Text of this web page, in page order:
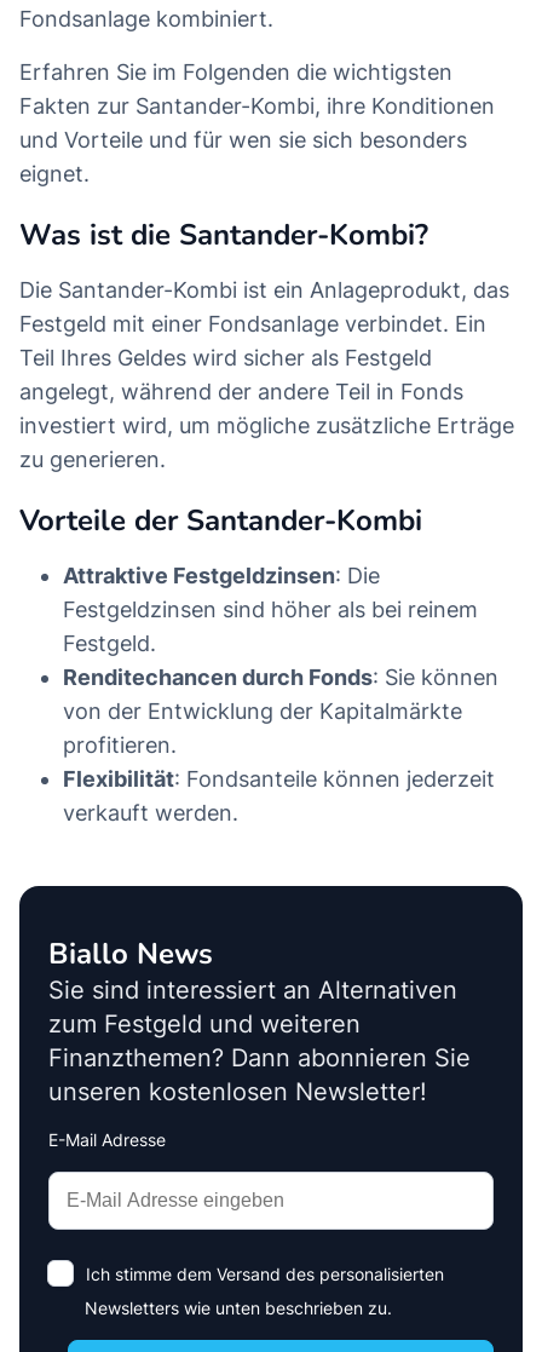
Fondsanlage kombiniert.
Erfahren Sie im Folgenden die wichtigsten
Fakten zur Santander-Kombi, ihre Konditionen
und Vorteile und für wen sie sich besonders
eignet.
Was ist die Santander-Kombi?
Die Santander-Kombi ist ein Anlageprodukt, das
Festgeld mit einer Fondsanlage verbindet. Ein
Teil Ihres Geldes wird sicher als Festgeld
angelegt, während der andere Teil in Fonds
investiert wird, um mögliche zusätzliche Erträge
zu generieren.
Vorteile der Santander-Kombi
Attraktive Festgeldzinsen: Die
Festgeldzinsen sind höher als bei reinem
Festgeld.
Renditechancen durch Fonds: Sie können
von der Entwicklung der Kapitalmärkte
profitieren.
Flexibilität: Fondsanteile können jederzeit
verkauft werden.
Biallo News
Sie sind interessiert an Alternativen
zum Festgeld und weiteren
Finanzthemen? Dann abonnieren Sie
unseren kostenlosen Newsletter!
E-Mail Adresse
Interests
Amount
Ich stimme dem Versand des personalisierten
Newsletters wie unten beschrieben zu.